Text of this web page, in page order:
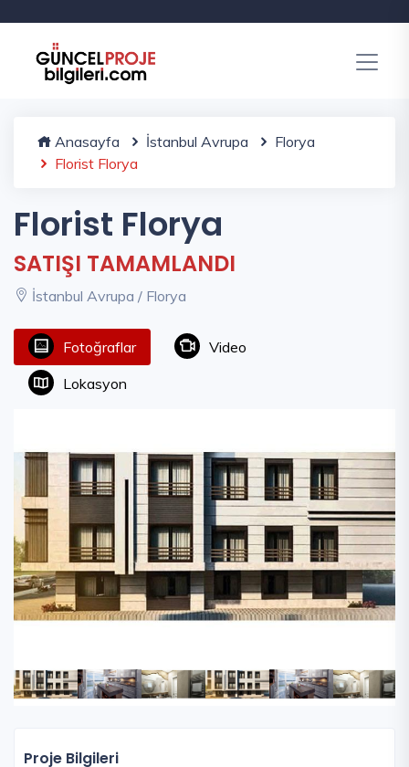
Anasayfa İstanbul Avrupa
Florya
Florist Florya
Florist Florya
SATIŞI TAMAMLANDI
İstanbul Avrupa / Florya
Fotoğraflar
Video
Lokasyon
Proje Bilgileri